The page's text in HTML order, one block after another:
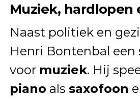
Muziek, hardlopen
Naast politiek en
Henri Bontenbal een
voor muziek. Hij
piano als saxofoon